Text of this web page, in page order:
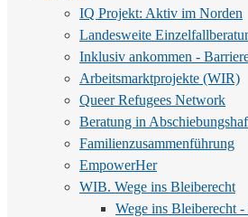
IQ Projekt: Aktiv im Norden
Landesweite
Inklusiv ankommen -
Arbeitsmarktprojekte (WIR)
Queer Refugees Network
Beratung in
Familienzusammenführung
EmpowerHer
WIB. Wege ins Bleiberecht
Wege ins Bleiberecht